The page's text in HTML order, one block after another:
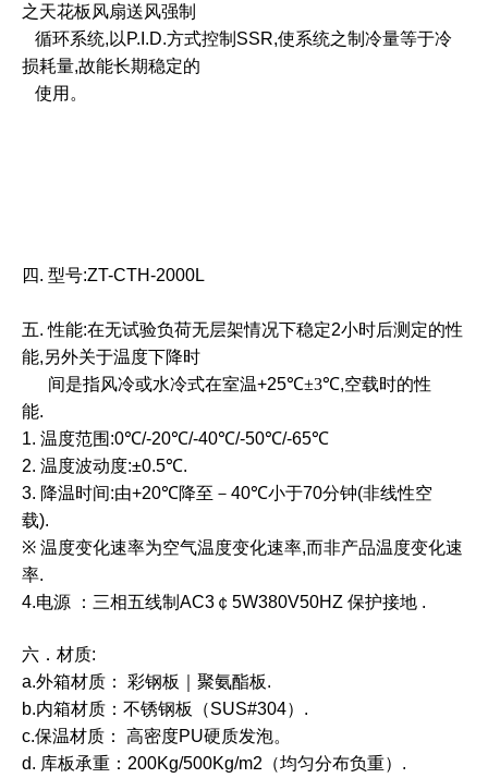
之天花板风扇送风强制
循环系统,以P.I.D.方式控制SSR,使系统之制冷量等于冷
损耗量,故能长期稳定的
使用。
四. 型号:ZT-CTH-2000L
五.性能:在无试验负荷无层架情况下稳定2小时后测定的性
能,另外关于温度下降时
间是指风冷或水冷式在室温+25℃±3℃,空载时的性
能.
1. 温度范围:0℃/-20℃/-40℃/-50℃/-65℃
2. 温度波动度:±0.5℃.
3. 降温时间:由+20℃降至－40℃小于70分钟(非线性空
载).
※ 温度变化速率为空气温度变化速率,而非产品温度变化速
率.
4.电源 ：三相五线制AC3￠5W380V50HZ 保护接地 .
六． 材质:
a.外箱材质： 彩钢板｜聚氨酯板.
b.内箱材质：不锈钢板（SUS#304）.
c.保温材质： 高密度PU硬质发泡。
d. 库板承重：200Kg/500Kg/m2（均匀分布负重）.